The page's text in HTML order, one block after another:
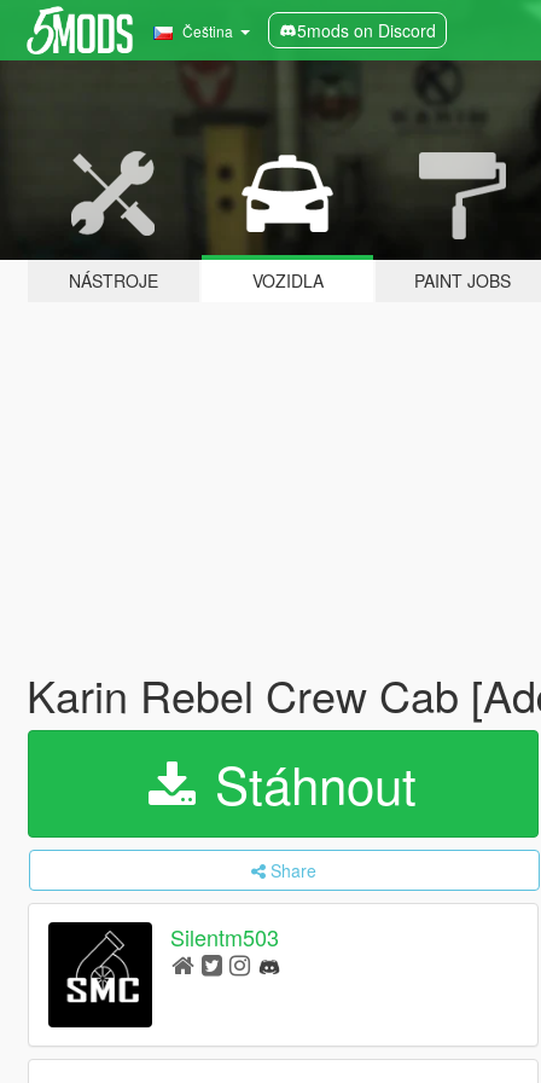
Čeština 5mods on Discord
NÁSTROJE VOZIDLA PAINT JOBS
Karin Rebel Crew Cab
Stáhnout
Share
Silentm503